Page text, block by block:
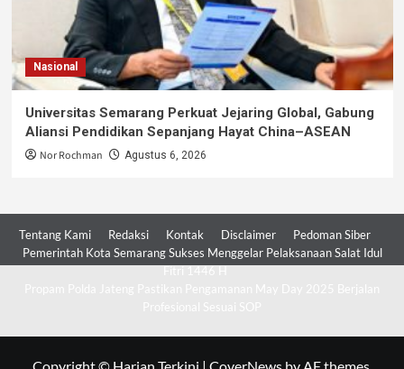
Nasional
Universitas Semarang Perkuat Jejaring Global, Gabung
Aliansi Pendidikan Sepanjang Hayat China–ASEAN
Nor Rochman Agustus 6, 2026
Tentang Kami Redaksi Kontak Disclaimer
Pedoman Siber
Pemerintah Kota Semarang Sukses Menggelar Pelaksanaan Salat Idul
Copyright © Harian Terkini | CoverNews by AF themes.